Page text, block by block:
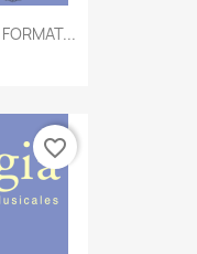
favorite_border